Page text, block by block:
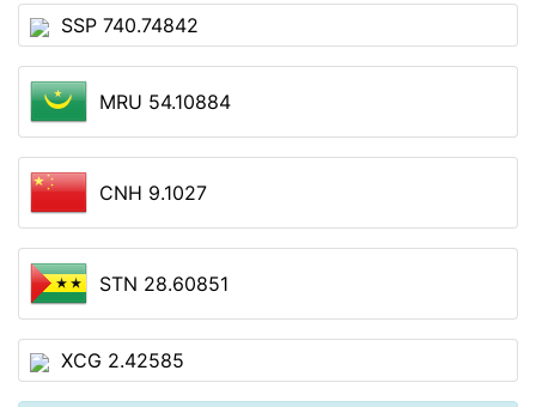
SSP 740.74842
MRU 54.10884
CNH 9.1027
STN 28.60851
XCG 2.42585